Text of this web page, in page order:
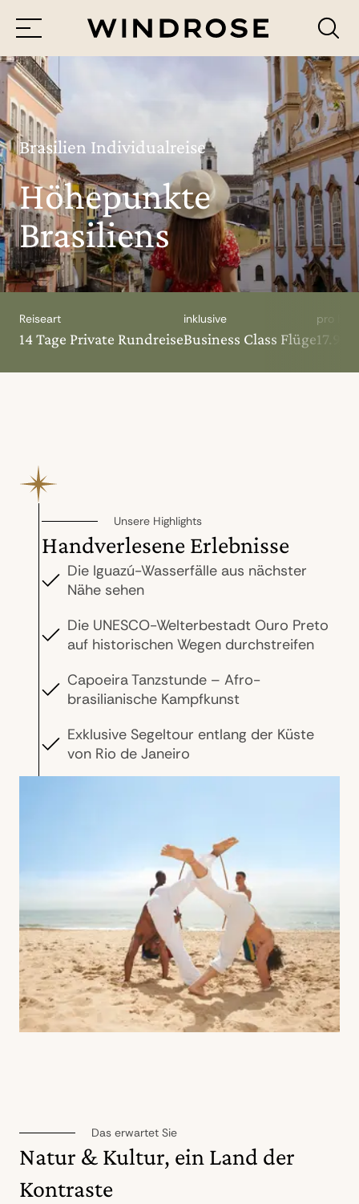
Menü
Reiseziele
Reisethemen
Jetzt Anfrage senden
Brasilien Individualreise
Höhepunkte
Brasiliens
Reiseart
14 Tage Private Rundreise
inklusive
Business Class Flüge
pro
Unsere Highlights
Handverlesene Erlebnisse
Die Iguazú-Wasserfälle aus nächster
Nähe sehen
Die UNESCO-Welterbestadt Ouro Preto
auf historischen Wegen durchstreifen
Capoeira Tanzstunde – Afro-
brasilianische Kampfkunst
Exklusive Segeltour entlang der Küste
von Rio de Janeiro
Das erwartet Sie
Natur & Kultur, ein Land der
Kontraste